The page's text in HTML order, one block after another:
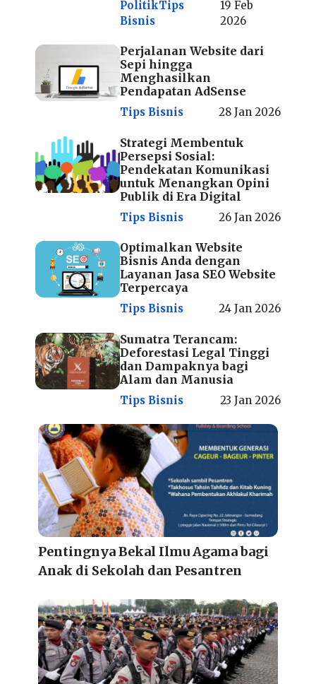
PolitikTips
Bisnis
19 Feb
2026
Perjalanan Website dari
Sepi hingga
Menghasilkan
Pendapatan AdSense
Tips Bisnis 28 Jan 2026
Strategi Membentuk
Persepsi Sosial:
Pendekatan Komunikasi
untuk Menangkan Opini
Publik di Era Digital
Tips Bisnis 26 Jan 2026
Optimalkan Website
Bisnis Anda dengan
Layanan Jasa SEO Website
Terpercaya
Tips Bisnis 24 Jan 2026
Sumatra Terancam:
Deforestasi Legal Tinggi
dan Dampaknya bagi
Alam dan Manusia
Tips Bisnis 23 Jan 2026
Pentingnya Bekal Ilmu Agama bagi
Anak di Sekolah dan Pesantren